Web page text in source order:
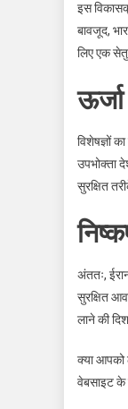
इस
बावजूद,
लिए एक
विशेषज्ञों
उपभोक्ता
सुरक्षित
अंततः, ईरान
सुरक्षित
लाने की
क्या आपको
वेबसाइट